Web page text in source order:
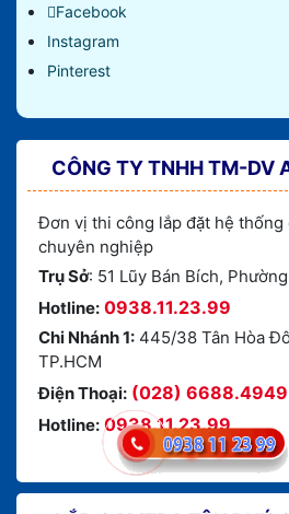
Facebook
Instagram
Pinterest
CÔNG TY TNHH TM-DV
Đơn vị thi công lắp đặt hệ thống
chuyên nghiệp
Trụ Sở: 51 Lũy Bán Bích,
Hotline: 0938.11.23.99
Chi Nhánh 1: 445/38 Tân Hòa
TP.HCM
Điện Thoại: (028) 6688.4949
Hotline: 0938.11.23.99